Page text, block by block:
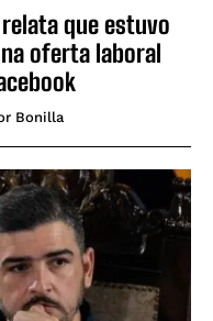
que estuvo
oferta laboral
Bonilla